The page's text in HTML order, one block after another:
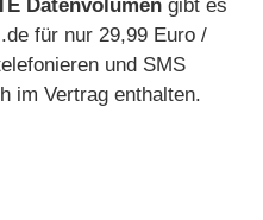
Datenvolumen gibt es
für nur 29,99 Euro /
und SMS
im Vertrag enthalten.